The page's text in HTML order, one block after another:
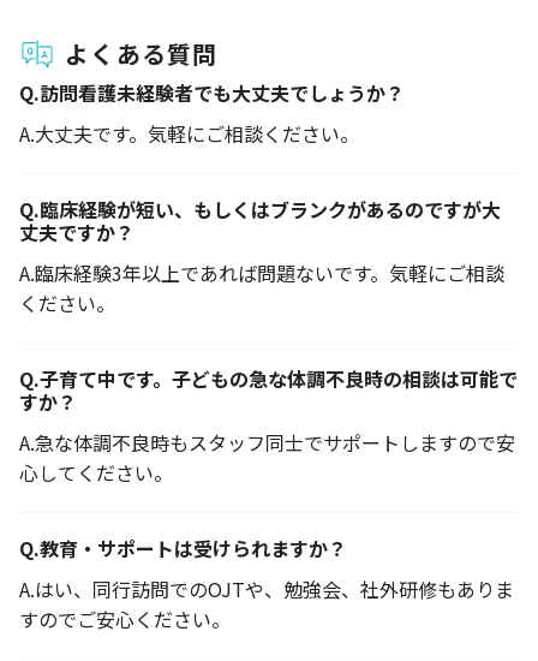
よくある質問
Q.訪問看護未経験者でも大丈夫でしょうか？
A.大丈夫です。気軽にご相談ください。
Q.臨床経験が短い、もしくはブランクがあるのですが大
丈夫ですか？
A.臨床経験3年以上であれば問題ないです。気軽にご相談
ください。
Q.子育て中です。子どもの急な体調不良時の相談は可能で
すか？
A.急な体調不良時もスタッフ同士でサポートしますので安
心してください。
Q.教育・サポートは受けられますか？
A.はい、同行訪問でのOJTや、勉強会、社外研修もありま
すのでご安心ください。